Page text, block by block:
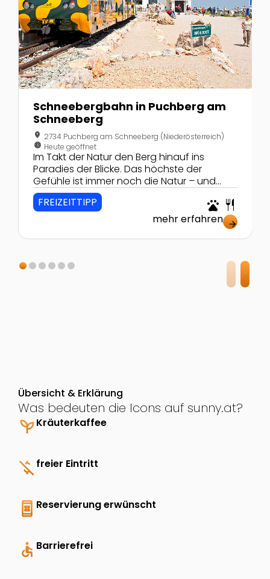
Schneebergbahn in Puchberg am
Schneeberg
location_on 2734 Puchberg am Schneeberg (Niederösterreich)
nest_clock_farsight_analog Heute geöffnet
Im Takt der Natur den Berg hinauf ins
Paradies der Blicke. Das höchste der
Gefühle ist immer noch die Natur – und
davon gibt es am höchsten Berg
Niederösterreichs, dem Schneeberg,
reichlich. Mit der Schneebergbahn hoch
FREIZEITTIPP pets restaurant
mehr erfahren arrow_forward
Übersicht & Erklärung
Was bedeuten die Icons auf sunny.at?
psychiatryKräuterkaffee
money_off freier Eintritt
book_online Reservierung erwünscht
accessible Barrierefrei